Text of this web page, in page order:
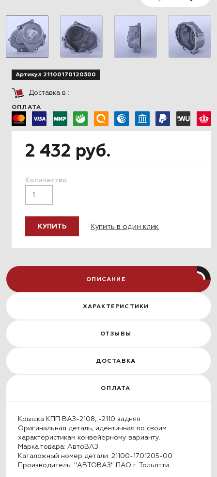
Артикул 21100170120500
Доставка в :
ОПЛАТА
2 432 руб.
Количество
КУПИТЬ Купить в один клик
ОПИСАНИЕ
ХАРАКТЕРИСТИКИ
ОТЗЫВЫ
ДОСТАВКА
ОПЛАТА
Крышка КПП ВАЗ-2108, -2110 задняя.
Оригинальная деталь, идентичная по своим
характеристикам конвейерному варианту.
Марка товара: АвтоВАЗ.
Каталожный номер детали: 21100-1701205-00
Производитель: "АВТОВАЗ" ПАО г. Тольятти